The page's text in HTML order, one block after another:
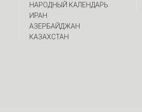
НАРОДНЫЙ КАЛЕНДАРЬ
ИРАН
АЗЕРБАЙДЖАН
КАЗАХСТАН